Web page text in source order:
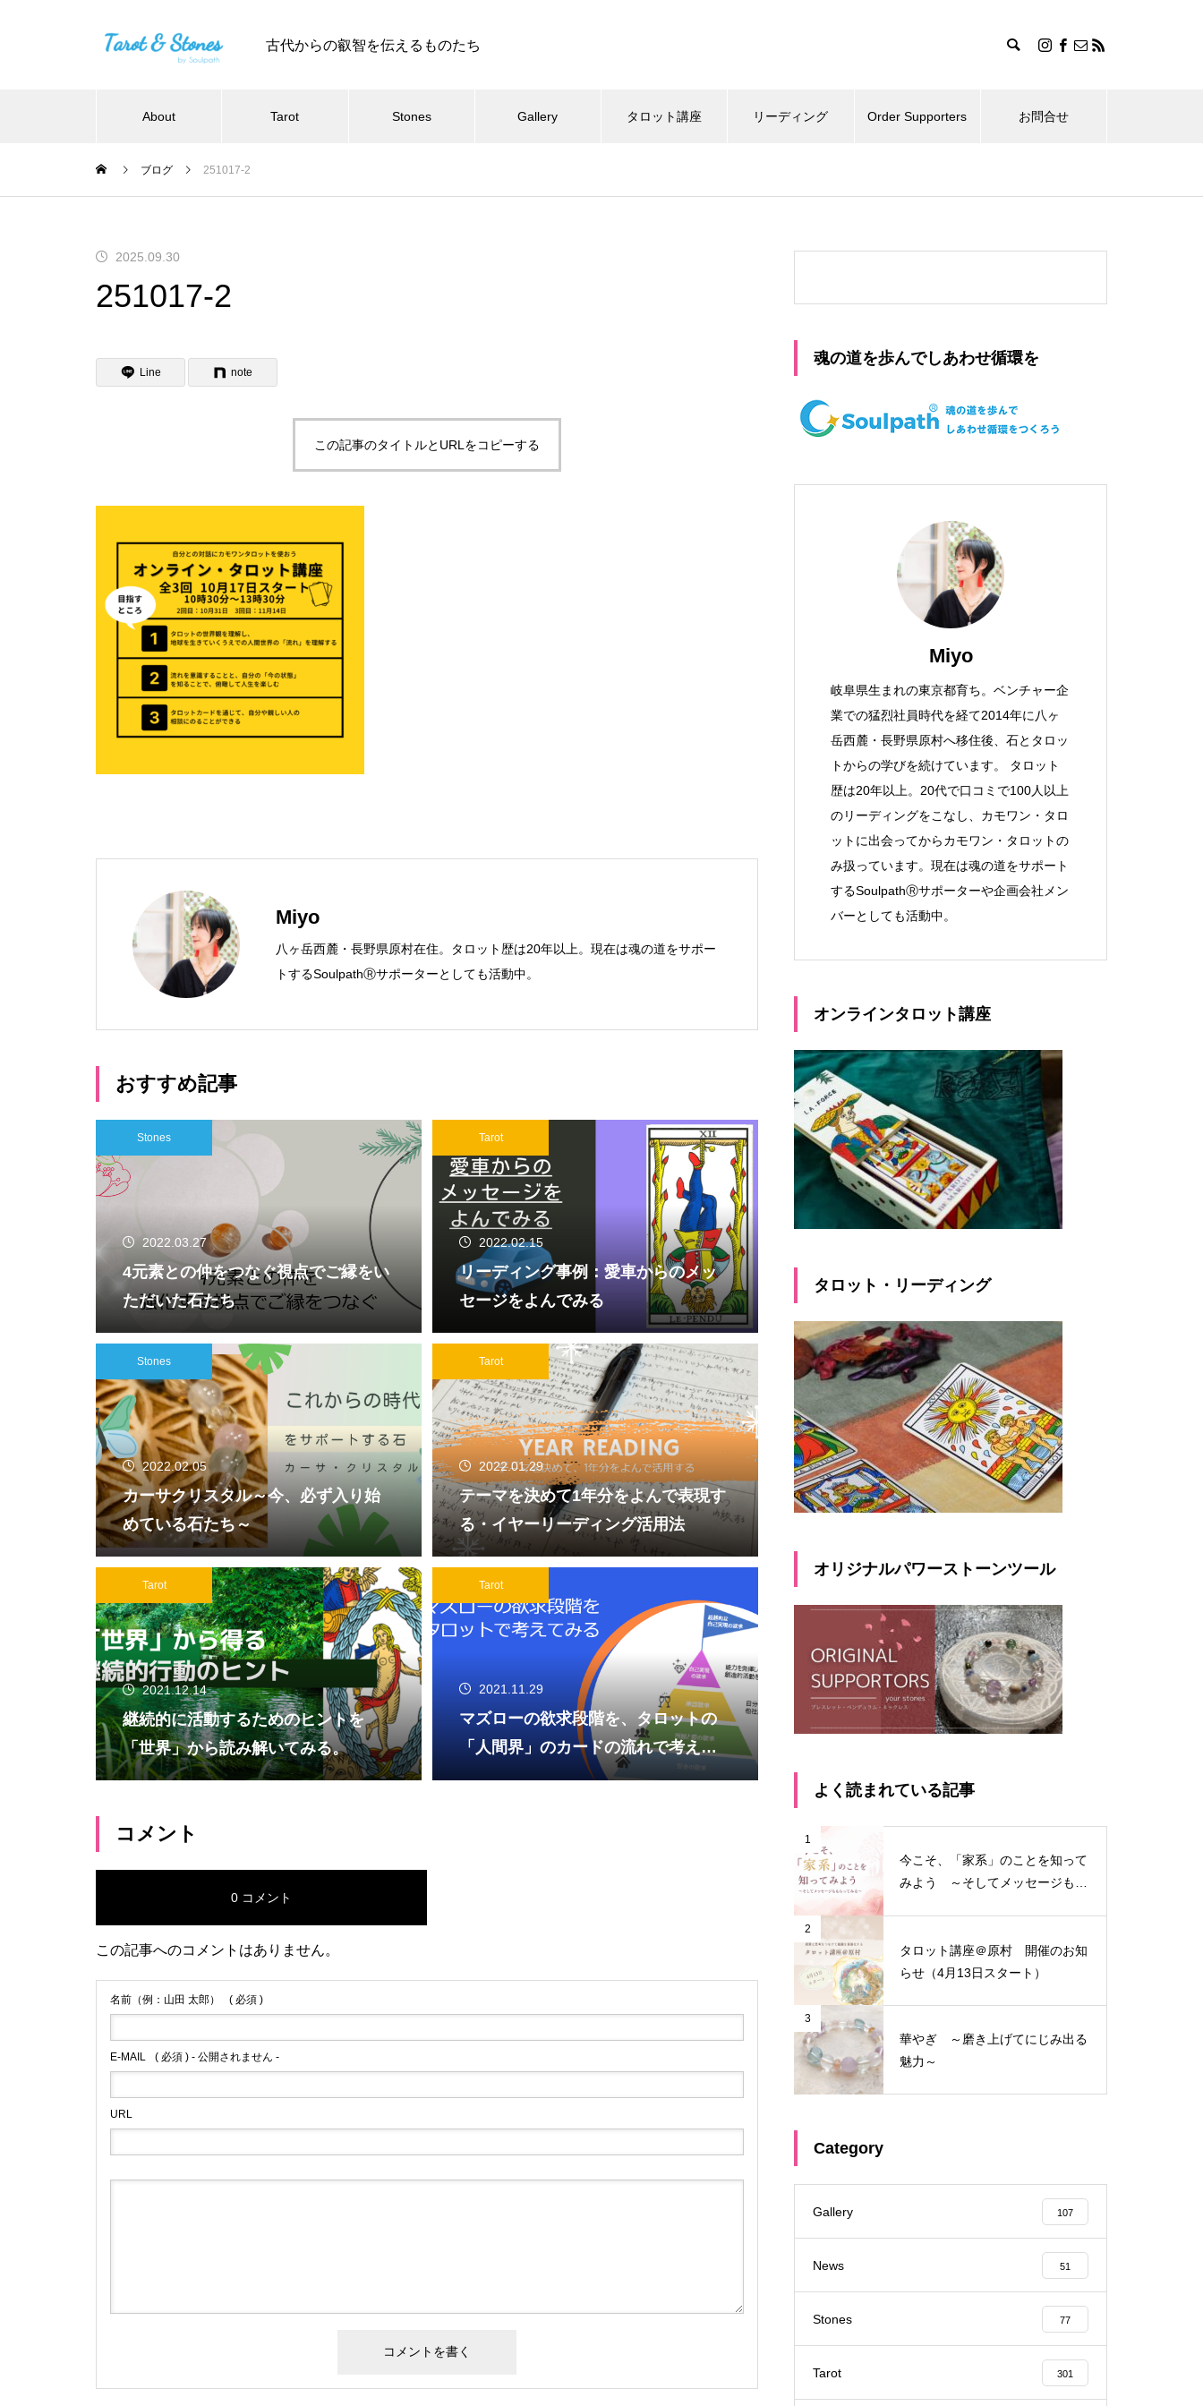
古代からの叡智を伝えるものたち
About Tarot Stones Gallery タロット講座 リーディング Order Supporters お問合せ
ブログ 251017-2
2025.09.30
251017-2
Line note
この記事のタイトルとURLをコピーする
Miyo
八ヶ岳西麓・長野県原村在住。タロット歴は20年以上。現在は魂の道をサポー
トするSoulpathⓇサポーターとしても活動中。
おすすめ記事
Stones
2022.03.27
4元素との仲をつなぐ視点でご縁をい
ただいた石たち
Tarot
2022.02.15
リーディング事例：愛車からのメッ
セージをよんでみる
Stones
2022.02.05
カーサクリスタル～今、必ず入り始
めている石たち～
Tarot
2022.01.29
テーマを決めて1年分をよんで表現す
る・イヤーリーディング活用法
Tarot
2021.12.14
継続的に活動するためのヒントを
「世界」から読み解いてみる。
Tarot
2021.11.29
マズローの欲求段階を、タロットの
「人間界」のカードの流れで考えて
みる
コメント
0 コメント
この記事へのコメントはありません。
名前（例：山田 太郎） ( 必須 )
E-MAIL ( 必須 ) - 公開されません -
URL
魂の道を歩んでしあわせ循環を
Miyo
岐阜県生まれの東京都育ち。ベンチャー企
業での猛烈社員時代を経て2014年に八ヶ
岳西麓・長野県原村へ移住後、石とタロッ
トからの学びを続けています。 タロット
歴は20年以上。20代で口コミで100人以上
のリーディングをこなし、カモワン・タロ
ットに出会ってからカモワン・タロットの
み扱っています。現在は魂の道をサポート
するSoulpathⓇサポーターや企画会社メン
バーとしても活動中。
オンラインタロット講座
タロット・リーディング
オリジナルパワーストーンツール
よく読まれている記事
1
今こそ、「家系」のことを知って
みよう ～そしてメッセージもも
2
タロット講座＠原村 開催のお知
らせ（4月13日スタート）
3
華やぎ ～磨き上げてにじみ出る
魅力～
Category
Gallery 107
News 51
Stones 77
Tarot 301